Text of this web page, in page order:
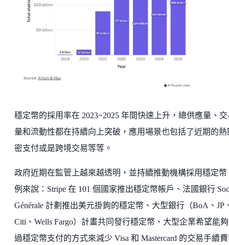
穩定幣的採用率在 2023~2025 年間快速上升，總供應量、
量和流動性都在持續向上突破，應用場景也包括了近期的熱
密支付或是跨境交易等等。
政府近期在監管上越來越透明，並持續推動機構採用穩定幣
例來說：Stripe 在 101 個國家推出穩定幣帳戶、法國銀行
Générale 計劃推出美元掛鉤的穩定幣、大型銀行（BoA、JP
Citi、Wells Fargo）計畫共同發行穩定幣、大型企業希望能
過穩定幣支付的方式來減少 Visa 和 Mastercard 的交易手續